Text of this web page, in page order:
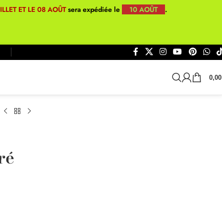
ET LE 08 AOÛTsera expédiée le 10 AOÛT .